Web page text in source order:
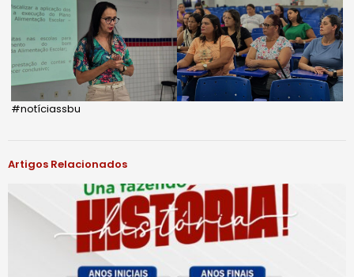
#notíciassbu
Artigos Relacionados